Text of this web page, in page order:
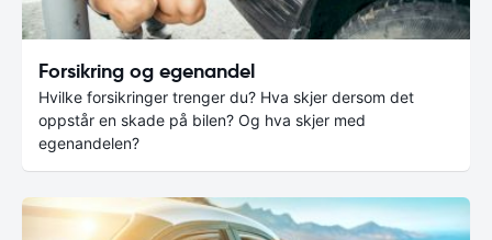
Forsikring og egenandel
Hvilke forsikringer trenger du? Hva skjer dersom det
oppstår en skade på bilen? Og hva skjer med
egenandelen?